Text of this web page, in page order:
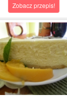
Zobacz przepis!